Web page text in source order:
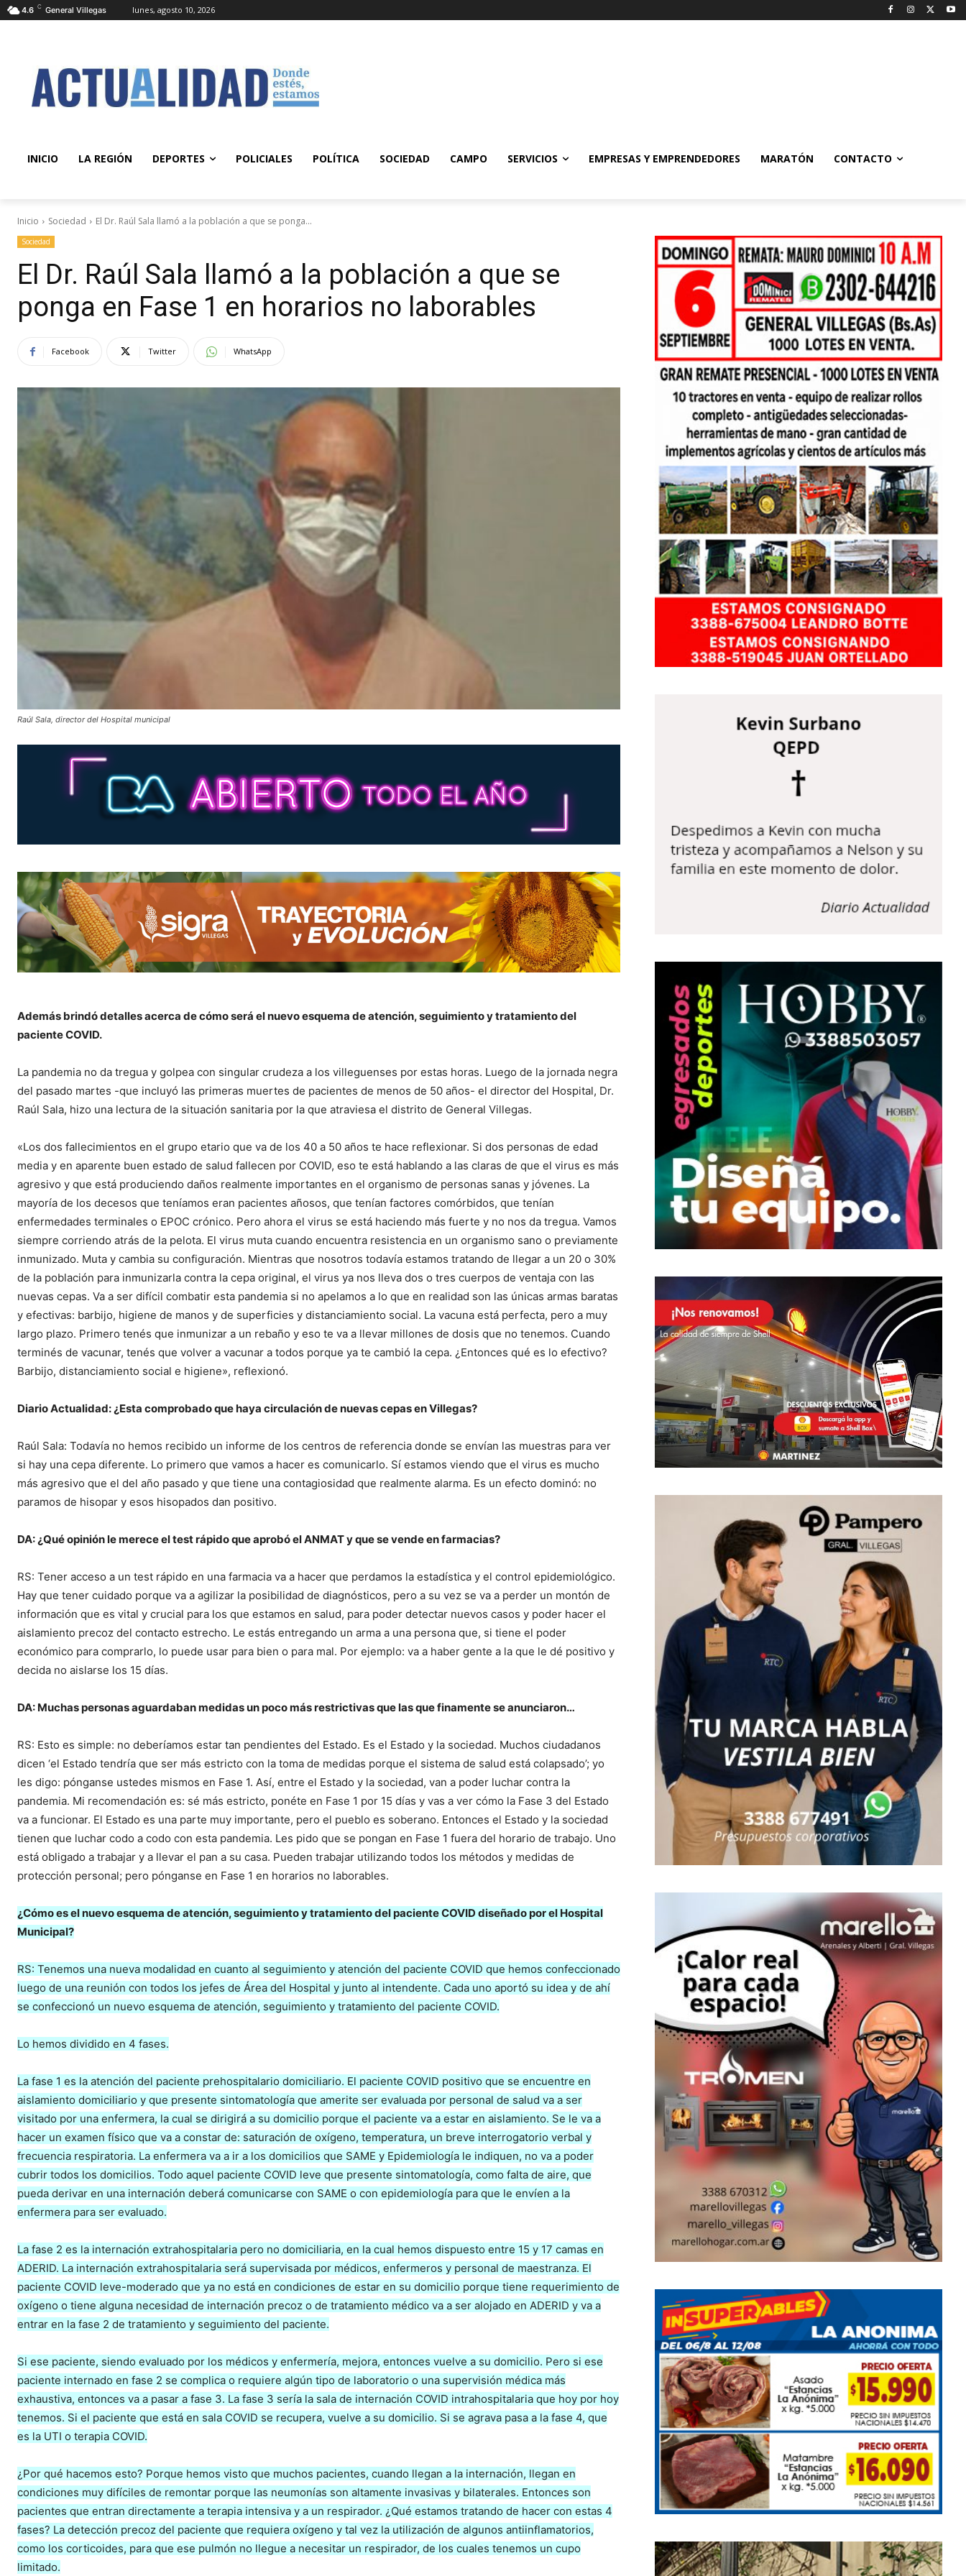
4.6 C General Villegas lunes, agosto 10, 2026
INICIO LA REGIÓN DEPORTES POLICIALES POLÍTICA SOCIEDAD CAMPO SERVICIOS EMPRESAS Y EMPRENDEDORES MARATÓN CONTACTO
Inicio Sociedad El Dr. Raúl Sala llamó a la población a que se ponga...
Sociedad
El Dr. Raúl Sala llamó a la población a que se
ponga en Fase 1 en horarios no laborables
Facebook Twitter WhatsApp
Raúl Sala, director del Hospital municipal
Además brindó detalles acerca de cómo será el nuevo esquema de atención, seguimiento y tratamiento del
paciente COVID.
La pandemia no da tregua y golpea con singular crudeza a los villeguenses por estas horas. Luego de la jornada negra
del pasado martes -que incluyó las primeras muertes de pacientes de menos de 50 años- el director del Hospital, Dr.
Raúl Sala, hizo una lectura de la situación sanitaria por la que atraviesa el distrito de General Villegas.
«Los dos fallecimientos en el grupo etario que va de los 40 a 50 años te hace reflexionar. Si dos personas de edad
media y en aparente buen estado de salud fallecen por COVID, eso te está hablando a las claras de que el virus es más
agresivo y que está produciendo daños realmente importantes en el organismo de personas sanas y jóvenes. La
mayoría de los decesos que teníamos eran pacientes añosos, que tenían factores comórbidos, que tenían
enfermedades terminales o EPOC crónico. Pero ahora el virus se está haciendo más fuerte y no nos da tregua. Vamos
siempre corriendo atrás de la pelota. El virus muta cuando encuentra resistencia en un organismo sano o previamente
inmunizado. Muta y cambia su configuración. Mientras que nosotros todavía estamos tratando de llegar a un 20 o 30%
de la población para inmunizarla contra la cepa original, el virus ya nos lleva dos o tres cuerpos de ventaja con las
nuevas cepas. Va a ser difícil combatir esta pandemia si no apelamos a lo que en realidad son las únicas armas baratas
y efectivas: barbijo, higiene de manos y de superficies y distanciamiento social. La vacuna está perfecta, pero a muy
largo plazo. Primero tenés que inmunizar a un rebaño y eso te va a llevar millones de dosis que no tenemos. Cuando
terminés de vacunar, tenés que volver a vacunar a todos porque ya te cambió la cepa. ¿Entonces qué es lo efectivo?
Barbijo, distanciamiento social e higiene», reflexionó.
Diario Actualidad: ¿Esta comprobado que haya circulación de nuevas cepas en Villegas?
Raúl Sala: Todavía no hemos recibido un informe de los centros de referencia donde se envían las muestras para ver
si hay una cepa diferente. Lo primero que vamos a hacer es comunicarlo. Sí estamos viendo que el virus es mucho
más agresivo que el del año pasado y que tiene una contagiosidad que realmente alarma. Es un efecto dominó: no
paramos de hisopar y esos hisopados dan positivo.
DA: ¿Qué opinión le merece el test rápido que aprobó el ANMAT y que se vende en farmacias?
RS: Tener acceso a un test rápido en una farmacia va a hacer que perdamos la estadística y el control epidemiológico.
Hay que tener cuidado porque va a agilizar la posibilidad de diagnósticos, pero a su vez se va a perder un montón de
información que es vital y crucial para los que estamos en salud, para poder detectar nuevos casos y poder hacer el
aislamiento precoz del contacto estrecho. Le estás entregando un arma a una persona que, si tiene el poder
económico para comprarlo, lo puede usar para bien o para mal. Por ejemplo: va a haber gente a la que le dé positivo y
decida no aislarse los 15 días.
DA: Muchas personas aguardaban medidas un poco más restrictivas que las que finamente se anunciaron…
RS: Esto es simple: no deberíamos estar tan pendientes del Estado. Es el Estado y la sociedad. Muchos ciudadanos
dicen ‘el Estado tendría que ser más estricto con la toma de medidas porque el sistema de salud está colapsado’; yo
les digo: pónganse ustedes mismos en Fase 1. Así, entre el Estado y la sociedad, van a poder luchar contra la
pandemia. Mi recomendación es: sé más estricto, ponéte en Fase 1 por 15 días y vas a ver cómo la Fase 3 del Estado
va a funcionar. El Estado es una parte muy importante, pero el pueblo es soberano. Entonces el Estado y la sociedad
tienen que luchar codo a codo con esta pandemia. Les pido que se pongan en Fase 1 fuera del horario de trabajo. Uno
está obligado a trabajar y a llevar el pan a su casa. Pueden trabajar utilizando todos los métodos y medidas de
protección personal; pero pónganse en Fase 1 en horarios no laborables.
¿Cómo es el nuevo esquema de atención, seguimiento y tratamiento del paciente COVID diseñado por el Hospital
Municipal?
RS: Tenemos una nueva modalidad en cuanto al seguimiento y atención del paciente COVID que hemos confeccionado
luego de una reunión con todos los jefes de Área del Hospital y junto al intendente. Cada uno aportó su idea y de ahí
se confeccionó un nuevo esquema de atención, seguimiento y tratamiento del paciente COVID.
Lo hemos dividido en 4 fases.
La fase 1 es la atención del paciente prehospitalario domiciliario. El paciente COVID positivo que se encuentre en
aislamiento domiciliario y que presente sintomatología que amerite ser evaluada por personal de salud va a ser
visitado por una enfermera, la cual se dirigirá a su domicilio porque el paciente va a estar en aislamiento. Se le va a
hacer un examen físico que va a constar de: saturación de oxígeno, temperatura, un breve interrogatorio verbal y
frecuencia respiratoria. La enfermera va a ir a los domicilios que SAME y Epidemiología le indiquen, no va a poder
cubrir todos los domicilios. Todo aquel paciente COVID leve que presente sintomatología, como falta de aire, que
pueda derivar en una internación deberá comunicarse con SAME o con epidemiología para que le envíen a la
enfermera para ser evaluado.
La fase 2 es la internación extrahospitalaria pero no domiciliaria, en la cual hemos dispuesto entre 15 y 17 camas en
ADERID. La internación extrahospitalaria será supervisada por médicos, enfermeros y personal de maestranza. El
paciente COVID leve-moderado que ya no está en condiciones de estar en su domicilio porque tiene requerimiento de
oxígeno o tiene alguna necesidad de internación precoz o de tratamiento médico va a ser alojado en ADERID y va a
entrar en la fase 2 de tratamiento y seguimiento del paciente.
Si ese paciente, siendo evaluado por los médicos y enfermería, mejora, entonces vuelve a su domicilio. Pero si ese
paciente internado en fase 2 se complica o requiere algún tipo de laboratorio o una supervisión médica más
exhaustiva, entonces va a pasar a fase 3. La fase 3 sería la sala de internación COVID intrahospitalaria que hoy por hoy
tenemos. Si el paciente que está en sala COVID se recupera, vuelve a su domicilio. Si se agrava pasa a la fase 4, que
es la UTI o terapia COVID.
¿Por qué hacemos esto? Porque hemos visto que muchos pacientes, cuando llegan a la internación, llegan en
condiciones muy difíciles de remontar porque las neumonías son altamente invasivas y bilaterales. Entonces son
pacientes que entran directamente a terapia intensiva y a un respirador. ¿Qué estamos tratando de hacer con estas 4
fases? La detección precoz del paciente que requiera oxígeno y tal vez la utilización de algunos antiinflamatorios,
como los corticoides, para que ese pulmón no llegue a necesitar un respirador, de los cuales tenemos un cupo
limitado.